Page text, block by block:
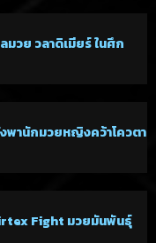
วย วลาดิเมียร์ ในศึก
พานักมวยหญิงคว้าโควตา
Fight มวยมันพันธุ์